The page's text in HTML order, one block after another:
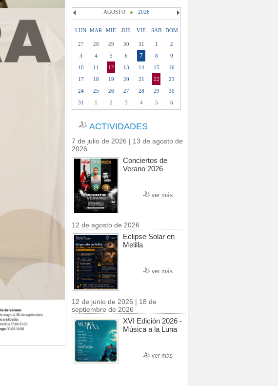
AGOSTO 2026
LUN MAR MIE JUE VIE SAB DOM
27 28 29 30 31 1
2
3
4 5 6 7 8
9
10
11 12 13 14 15
16
17
18 19 20 21 22
23
24
25 26 27 28 29
30
31
1 2 3 4 5 6
ACTIVIDADES
7 de julio de 2026 | 13 de agosto de
2026
Conciertos de
Verano 2026
ver más
12 de agosto de 2026
Eclipse Solar en
Melilla
ver más
12 de junio de 2026 | 18 de
septiembre de 2026
XVI Edición 2026 -
Música a la Luna
ver más